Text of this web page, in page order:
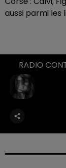
aussi parmi les